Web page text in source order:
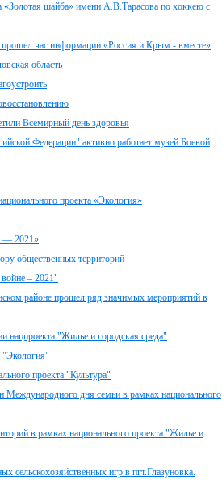
«Золотая шайба» имени А.В.Тарасова по хоккею с
прошел час информации «Россия и Крым - вместе»
область
Всемирный день здоровья
Федерации" активно работает музей Боевой
проекта «Экология»
— 2021»
общественных территорий
– 2021"
районе прошел ряд значимых мероприятий в
нацпроекта "Жилье и городская среда"
"Экология"
проекта "Культура"
Международного дня семьи в рамках национального
в рамках национального проекта "Жилье и
сельскохозяйственных игр в пгт.Глазуновка.